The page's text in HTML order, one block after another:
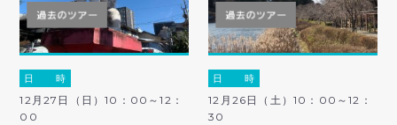
日 時
12月27日（日）10：00～12：
00
日 時
12月26日（土）10：00～12：
30